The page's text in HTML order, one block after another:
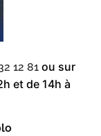
12 81 ou sur
et de 14h à